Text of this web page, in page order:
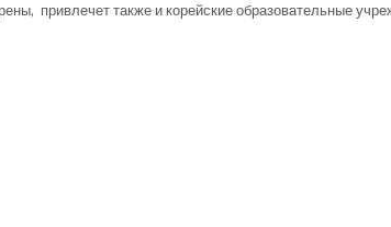
привлечет также и корейские образовательные